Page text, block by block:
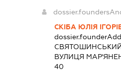
СКІБА ЮЛІЯ
ВУЛИЦЯ
40